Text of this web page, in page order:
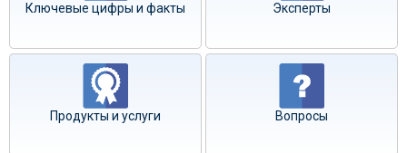
Ключевые цифры и факты Эксперты
Продукты и услуги Вопросы